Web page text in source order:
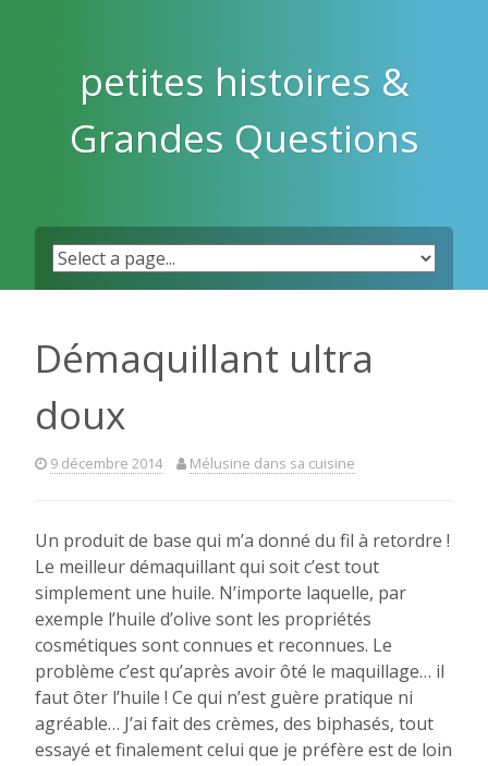
petites histoires &
Grandes Questions
Démaquillant ultra
doux
9 décembre 2014 Mélusine dans sa cuisine
Un produit de base qui m’a donné du fil à retordre !
Le meilleur démaquillant qui soit c’est tout
simplement une huile. N’importe laquelle, par
exemple l’huile d’olive sont les propriétés
cosmétiques sont connues et reconnues. Le
problème c’est qu’après avoir ôté le maquillage… il
faut ôter l’huile ! Ce qui n’est guère pratique ni
agréable… J’ai fait des crèmes, des biphasés, tout
essayé et finalement celui que je préfère est de loin